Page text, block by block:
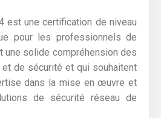
est une certification de niveau
pour les professionnels de
une solide compréhension des
de sécurité et qui souhaitent
dans la mise en œuvre et
de sécurité réseau de